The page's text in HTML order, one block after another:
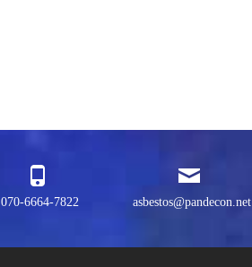
070-6664-7822 asbestos@pandecon.net